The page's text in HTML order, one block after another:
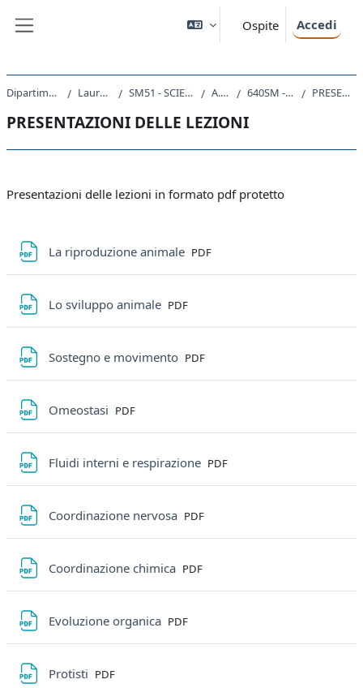
Ospite Accedi
Dipartimento di Scienze della Vita Laurea triennale (DM270) SM51 - SCIENZE E TECNOLOGIE BIOLOGICHE A.A. 2020 - 2021 640SM - BIOLOGIA ANIMALE 2020 PRESENTAZIONI DELLE LEZIONI
PRESENTAZIONI DELLE LEZIONI
Schema della sezione
Presentazioni delle lezioni in formato pdf protetto
La riproduzione animale File
PDF
Lo sviluppo animale File
PDF
Sostegno e movimento File
PDF
Omeostasi File
PDF
Fluidi interni e respirazione File
PDF
Coordinazione nervosa File
PDF
Coordinazione chimica File
PDF
Evoluzione organica File
PDF
Protisti File
PDF